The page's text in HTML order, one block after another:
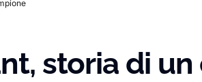
storia di